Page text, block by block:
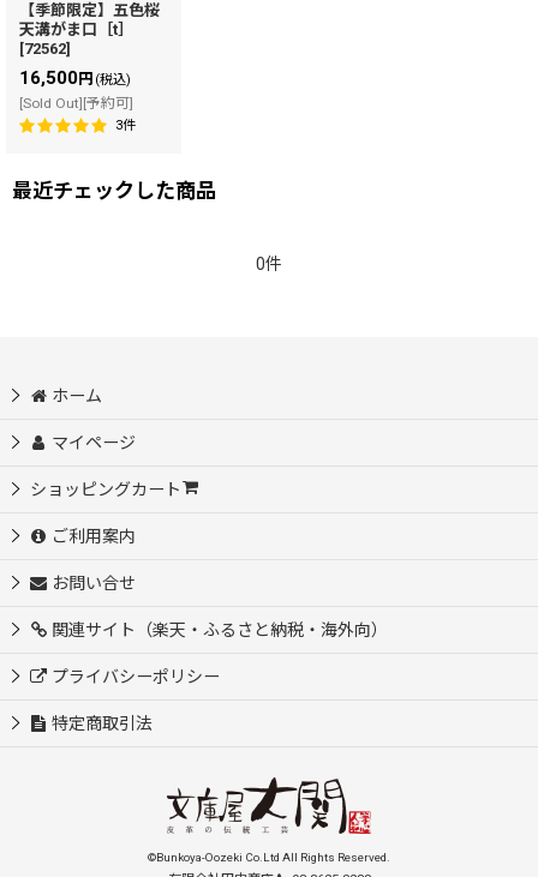
【季節限定】五色桜
天溝がま口［t］
[72562]
16,500円 (税込)
[Sold Out][予約可]
3件
最近チェックした商品
0件
ホーム
マイページ
ショッピングカート
ご利用案内
お問い合せ
関連サイト（楽天・ふるさと納税・海外向）
プライバシーポリシー
特定商取引法
©Bunkoya-Oozeki Co.Ltd All Rights Reserved.